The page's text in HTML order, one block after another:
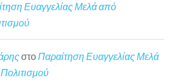
Ευαγγελίας Μελά από
στο Παραίτηση Ευαγγελίας Μελά